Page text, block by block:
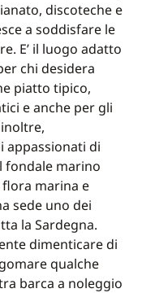
discoteche e
a soddisfare le
E’ il luogo adatto
chi desidera
piatto tipico,
e anche per gli
appassionati di
fondale marino
marina e
sede uno dei
la Sardegna.
dimenticare di
qualche
barca a noleggio